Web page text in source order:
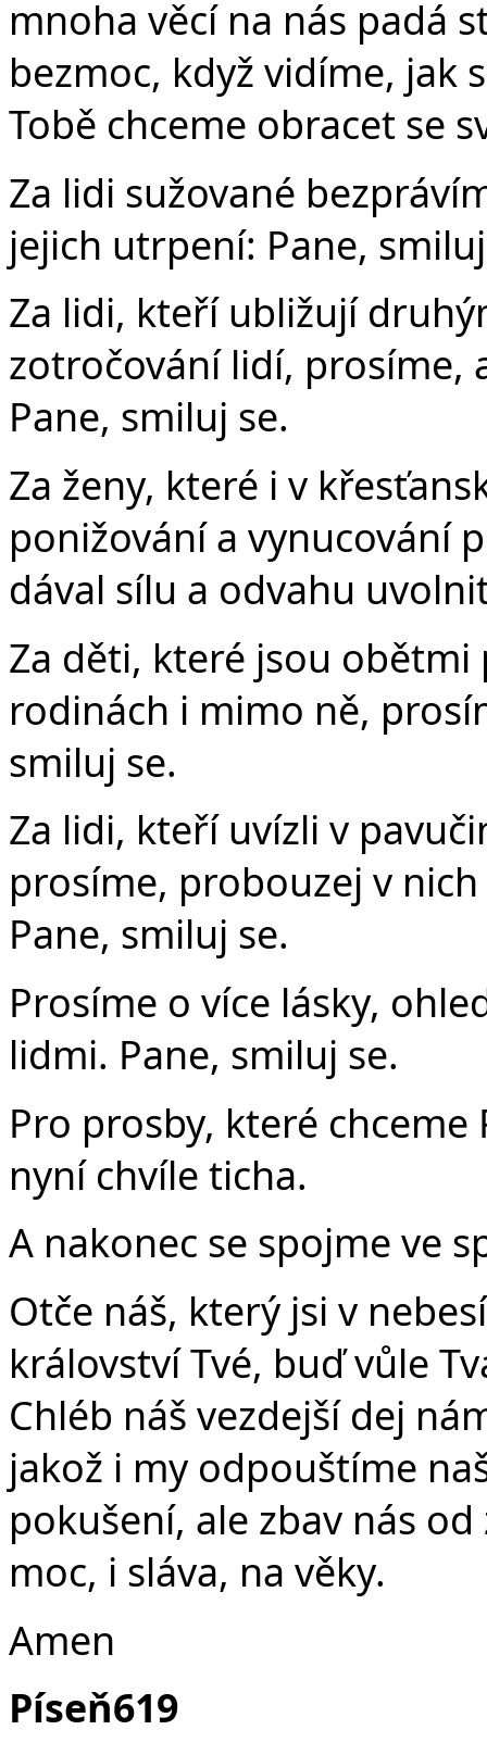
mnoha věcí na nás padá
bezmoc, když vidíme, jak
Tobě chceme obracet se
Za lidi sužované
jejich utrpení: Pane,
Za lidi, kteří ubližují
zotročování lidí, prosíme,
Pane, smiluj se.
Za ženy, které i v
ponižování a vynucování
dával sílu a odvahu
Za děti, které jsou obětmi
rodinách i mimo ně,
smiluj se.
Za lidi, kteří uvízli v
prosíme, probouzej v
Pane, smiluj se.
Prosíme o více lásky,
lidmi. Pane, smiluj se.
Pro prosby, které
nyní chvíle ticha.
A nakonec se spojme ve
Otče náš, který jsi v
království Tvé, buď vůle
Chléb náš vezdejší dej
jakož i my odpouštíme
pokušení, ale zbav nás
moc, i sláva, na věky.
Amen
Píseň619